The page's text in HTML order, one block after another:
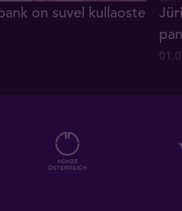
on suvel kullaoste